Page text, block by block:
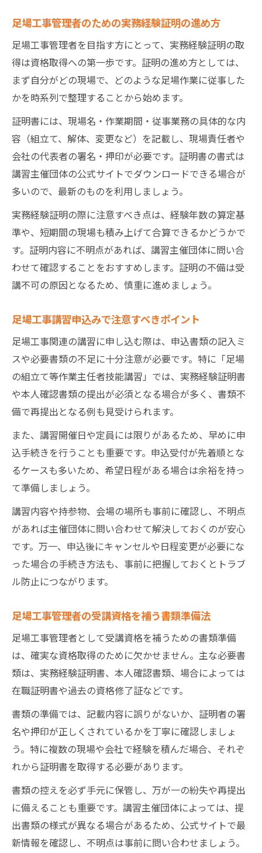
足場工事管理者のための実務経験証明の進め方
足場工事管理者を目指す方にとって、実務経験証明の取
得は資格取得への第一歩です。証明の進め方としては、
まず自分がどの現場で、どのような足場作業に従事した
かを時系列で整理することから始めます。
証明書には、現場名・作業期間・従事業務の具体的な内
容（組立て、解体、変更など）を記載し、現場責任者や
会社の代表者の署名・押印が必要です。証明書の書式は
講習主催団体の公式サイトでダウンロードできる場合が
多いので、最新のものを利用しましょう。
実務経験証明の際に注意すべき点は、経験年数の算定基
準や、短期間の現場も積み上げて合算できるかどうかで
す。証明内容に不明点があれば、講習主催団体に問い合
わせて確認することをおすすめします。証明の不備は受
講不可の原因となるため、慎重に進めましょう。
足場工事講習申込みで注意すべきポイント
足場工事関連の講習に申し込む際は、申込書類の記入ミ
スや必要書類の不足に十分注意が必要です。特に「足場
の組立て等作業主任者技能講習」では、実務経験証明書
や本人確認書類の提出が必須となる場合が多く、書類不
備で再提出となる例も見受けられます。
また、講習開催日や定員には限りがあるため、早めに申
込手続きを行うことも重要です。申込受付が先着順とな
るケースも多いため、希望日程がある場合は余裕を持っ
て準備しましょう。
講習内容や持参物、会場の場所も事前に確認し、不明点
があれば主催団体に問い合わせて解決しておくのが安心
です。万一、申込後にキャンセルや日程変更が必要にな
った場合の手続き方法も、事前に把握しておくとトラブ
ル防止につながります。
足場工事管理者の受講資格を補う書類準備法
足場工事管理者として受講資格を補うための書類準備
は、確実な資格取得のために欠かせません。主な必要書
類は、実務経験証明書、本人確認書類、場合によっては
在職証明書や過去の資格修了証などです。
書類の準備では、記載内容に誤りがないか、証明者の署
名や押印が正しくされているかを丁寧に確認しましょ
う。特に複数の現場や会社で経験を積んだ場合、それぞ
れから証明書を取得する必要があります。
書類の控えを必ず手元に保管し、万が一の紛失や再提出
に備えることも重要です。講習主催団体によっては、提
出書類の様式が異なる場合があるため、公式サイトで最
新情報を確認し、不明点は事前に問い合わせましょう。